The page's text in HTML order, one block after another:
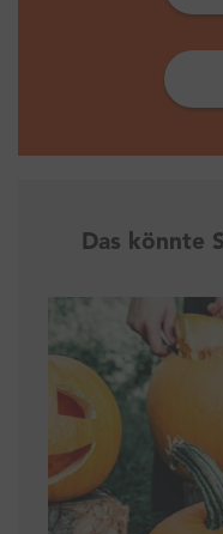
Das könnte